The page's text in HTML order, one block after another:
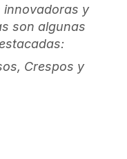
innovadoras y
son algunas
Crespos y